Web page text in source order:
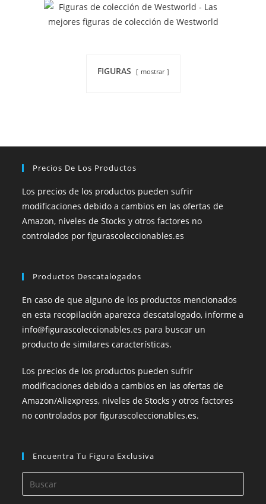
FIGURAS mostrar
Precios De Los Productos
Los precios de los productos pueden sufrir
modificaciones debido a cambios en las ofertas de
Amazon, niveles de Stocks y otros factores no
controlados por figurascoleccionables.es
Productos Descatalogados
En caso de que alguno de los productos mencionados
en esta recopilación aparezca descatalogado, informe a
info@figurascoleccionables.es para buscar un
producto de similares características.
Los precios de los productos pueden sufrir
modificaciones debido a cambios en las ofertas de
Amazon/Aliexpress, niveles de Stocks y otros factores
no controlados por figurascoleccionables.es.
Encuentra Tu Figura Exclusiva